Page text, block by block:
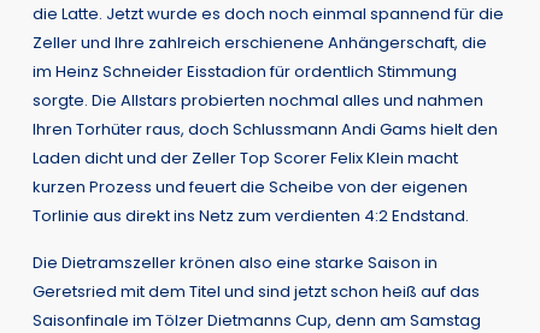
die Latte. Jetzt wurde es doch noch einmal spannend für die
Zeller und Ihre zahlreich erschienene Anhängerschaft, die
im Heinz Schneider Eisstadion für ordentlich Stimmung
sorgte. Die Allstars probierten nochmal alles und nahmen
Ihren Torhüter raus, doch Schlussmann Andi Gams hielt den
Laden dicht und der Zeller Top Scorer Felix Klein macht
kurzen Prozess und feuert die Scheibe von der eigenen
Torlinie aus direkt ins Netz zum verdienten 4:2 Endstand.
Die Dietramszeller krönen also eine starke Saison in
Geretsried mit dem Titel und sind jetzt schon heiß auf das
Saisonfinale im Tölzer Dietmanns Cup, denn am Samstag